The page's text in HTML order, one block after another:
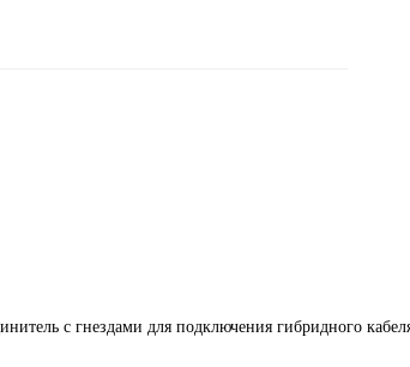
с гнездами для подключения гибридного